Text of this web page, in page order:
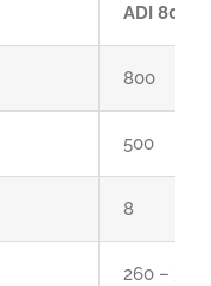
ADI 800
800
500
8
260 – 320